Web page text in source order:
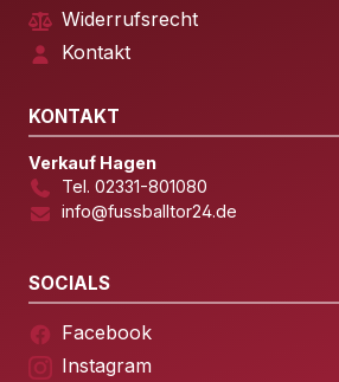
Widerrufsrecht
Kontakt
KONTAKT
Verkauf Hagen
Tel. 02331-801080
info@fussballtor24.de
SOCIALS
Facebook
Instagram